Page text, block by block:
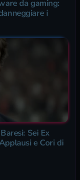
da gaming:
i
Sei Ex
e Cori di